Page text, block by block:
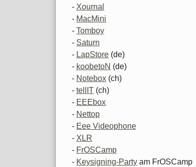
- Xournal
- MacMini
- Tomboy
- Saturn
- LapStore (de)
- koobetoN (de)
- Notebox (ch)
- tellIT (ch)
- EEEbox
- Nettop
- Eee Videophone
- XLR
- FrOSCamp
- Keysigning-Party am FrOSCamp